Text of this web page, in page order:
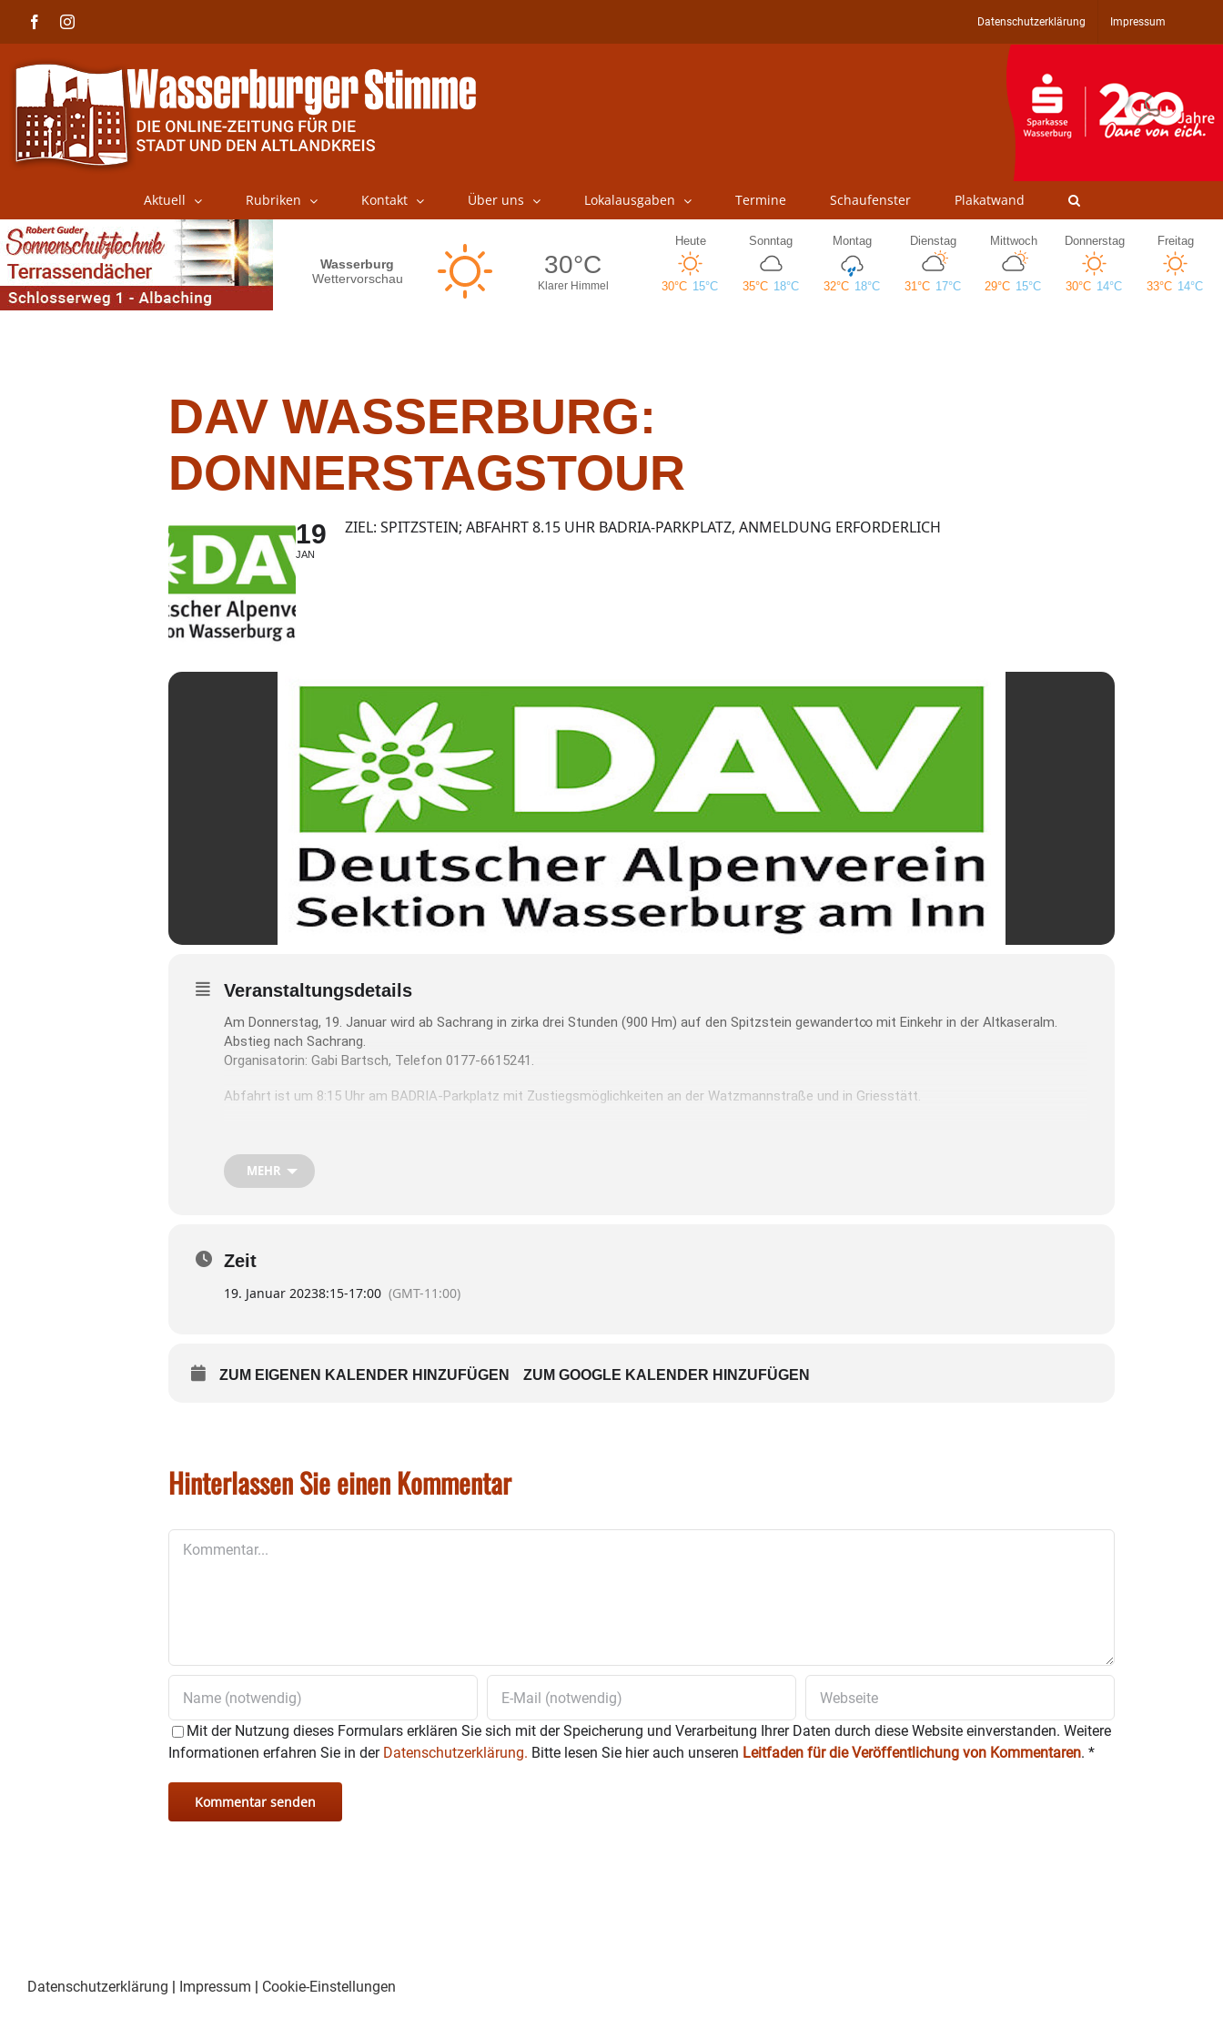
FacebookInstagram Datenschutzerklärung Impressum
Aktuell Rubriken Kontakt Über uns Lokalausgaben Termine Schaufenster Plakatwand
DAV WASSERBURG:
DONNERSTAGSTOUR
19
JAN
ZIEL: SPITZSTEIN; ABFAHRT 8.15 UHR BADRIA-PARKPLATZ, ANMELDUNG ERFORDERLICH
Veranstaltungsdetails
Am Donnerstag, 19. Januar wird ab Sachrang in zirka drei Stunden (900 Hm) auf den Spitzstein gewandert∞ mit Einkehr in der Altkaseralm.
Abstieg nach Sachrang.
Organisatorin: Gabi Bartsch, Telefon 0177-6615241.
Abfahrt ist um 8:15 Uhr am BADRIA-Parkplatz mit Zustiegsmöglichkeiten an der Watzmannstraße und in Griesstätt.
MEHR
Zeit
19. Januar 20238:15-17:00 (GMT-11:00)
ZUM EIGENEN KALENDER HINZUFÜGEN ZUM GOOGLE KALENDER HINZUFÜGEN
Hinterlassen Sie einen Kommentar
Mit der Nutzung dieses Formulars erklären Sie sich mit der Speicherung und Verarbeitung Ihrer Daten durch diese Website einverstanden. Weitere
Informationen erfahren Sie in der Datenschutzerklärung. Bitte lesen Sie hier auch unseren Leitfaden für die Veröffentlichung von Kommentaren. *
Datenschutzerklärung | Impressum | Cookie-Einstellungen